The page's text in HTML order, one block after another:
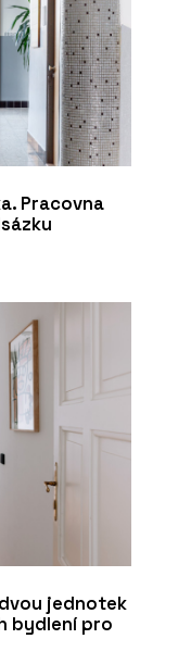
Pracovna
jednotek
bydlení pro